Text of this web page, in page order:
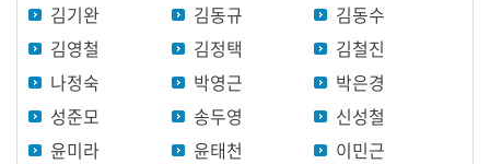
의
원
별
영
김기완 김동규
김동수
김영철
김정택
김철진
나정숙
박영근
박은경
성준모
송두영
신성철
윤미라
윤태천
이민근